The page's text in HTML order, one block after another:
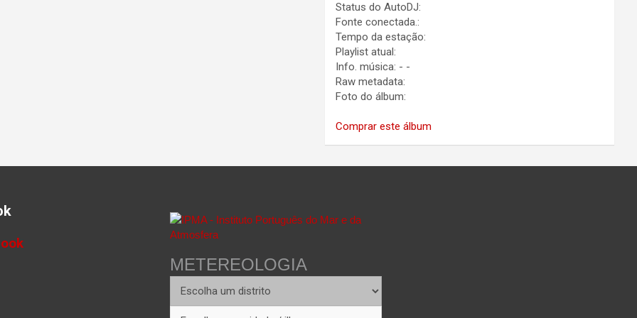
Status do AutoDJ:
Fonte conectada.:
Tempo da estação:
Playlist atual:
Info. música: - -
Raw metadata:
Foto do álbum:
Comprar este álbum
METEREOLOGIA